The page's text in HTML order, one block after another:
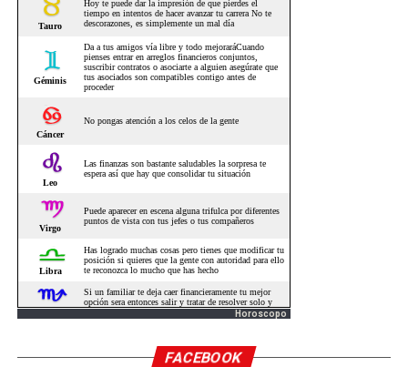
Horoscopo
FACEBOOK